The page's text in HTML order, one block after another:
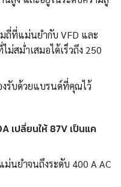
มถี่ที่แม่นยำกับ VFD และ
สม่ำเสมอได้เร็วถึง 250
งรับด้วยแบรนด์ที่คุณไว้
เปลี่ยนให้ 87V เป็นแค
นยำจนถึงระดับ 400 A AC